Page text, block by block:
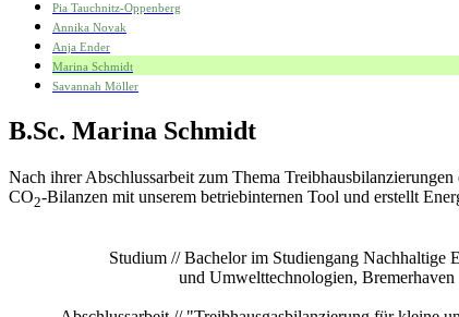
Pia Tauchnitz-Oppenberg
Annika Novak
Anja Ender
Marina Schmidt
Savannah Möller
B.Sc. Marina Schmidt
Nach ihrer Abschlussarbeit zum Thema
CO2-Bilanzen mit unserem betriebinternen Tool und erstellt
Studium // Bachelor im Studiengang Nachhaltige
und Umwelttechnologien, Bremerhaven